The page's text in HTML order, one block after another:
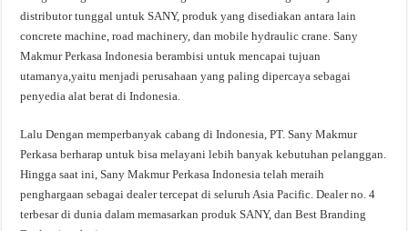
distributor tunggal untuk SANY, produk yang disediakan antara lain
concrete machine, road machinery, dan mobile hydraulic crane. Sany
Makmur Perkasa Indonesia berambisi untuk mencapai tujuan
utamanya,yaitu menjadi perusahaan yang paling dipercaya sebagai
penyedia alat berat di Indonesia.
Lalu Dengan memperbanyak cabang di Indonesia, PT. Sany Makmur
Perkasa berharap untuk bisa melayani lebih banyak kebutuhan pelanggan.
Hingga saat ini, Sany Makmur Perkasa Indonesia telah meraih
penghargaan sebagai dealer tercepat di seluruh Asia Pacific. Dealer no. 4
terbesar di dunia dalam memasarkan produk SANY, dan Best Branding